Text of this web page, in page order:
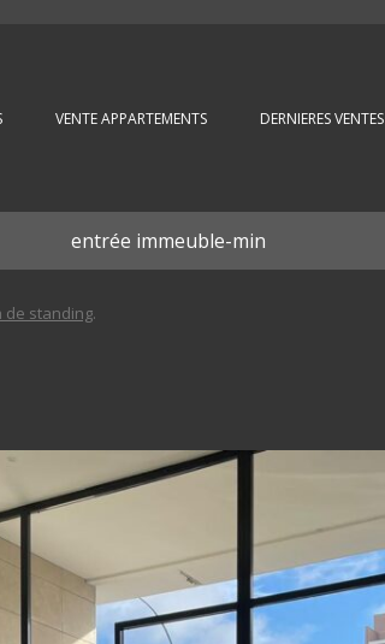
VENTE APPARTEMENTS DERNIERES VENTES
entrée immeuble-min
de standing.